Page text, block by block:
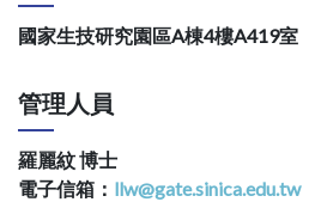
國家生技研究園區A棟4樓A419室
管理人員
羅麗紋 博士
電子信箱： llw@gate.sinica.edu.tw